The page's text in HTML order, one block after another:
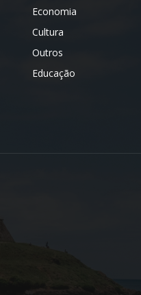
Economia
Cultura
Outros
Educação